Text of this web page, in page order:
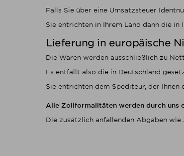
Falls Sie über eine Umsatzsteuer
Sie entrichten in Ihrem Land dann die
Lieferung in europäische
Die Waren werden ausschließlich zu
Es entfällt also die in Deutschland
Sie entrichten dem Spediteur, der Ihnen
Alle Zollformalitäten werden durch uns
Die zusätzlich anfallenden Abgaben wie